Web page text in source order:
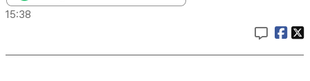
15:38